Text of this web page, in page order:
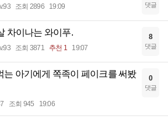
조회 2896 19:09 댓글
차이나는 와이푸.
조회 3871 추천 1 19:07
8
댓글
는 아기에게 쪽족이 페이크를 써봤
조회 945 19:06
0
댓글